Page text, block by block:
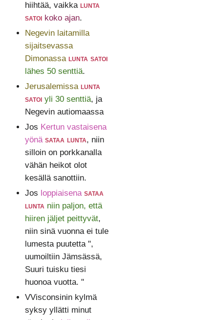
hiihtää, vaikka lunta
satoi koko ajan.
Negevin laitamilla
sijaitsevassa
Dimonassa lunta satoi
lähes 50 senttiä.
Jerusalemissa lunta
satoi yli 30 senttiä, ja
Negevin autiomaassa
Jos Kertun vastaisena
yönä sataa lunta, niin
silloin on porkkanalla
vähän heikot olot
kesällä sanottiin.
Jos loppiaisena sataa
lunta niin paljon, että
hiiren jäljet peittyvät,
niin sinä vuonna ei tule
lumesta puutetta ",
uumoiltiin Jämsässä,
Suuri tuisku tiesi
huonoa vuotta. "
VVisconsinin kylmä
syksy yllätti minut